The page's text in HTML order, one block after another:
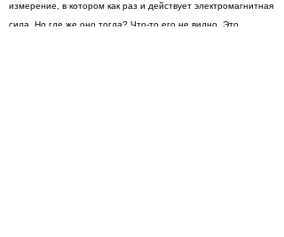
измерение, в котором как раз и действует электромагнитная
сила. Но где же оно тогда? Что-то его не видно. Это